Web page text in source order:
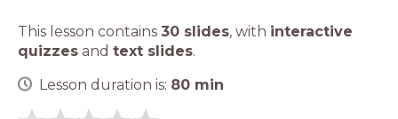
This lesson contains 30 slides, with interactive
quizzes and text slides.
Lesson duration is: 80 min